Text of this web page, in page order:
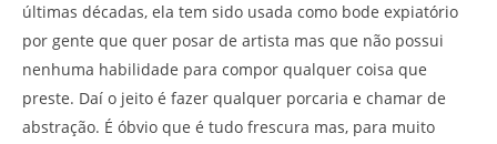
últimas décadas, ela tem sido usada como bode expiatório
por gente que quer posar de artista mas que não possui
nenhuma habilidade para compor qualquer coisa que
preste. Daí o jeito é fazer qualquer porcaria e chamar de
abstração. É óbvio que é tudo frescura mas, para muito